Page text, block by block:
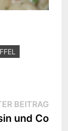
BEITRAG
und Co